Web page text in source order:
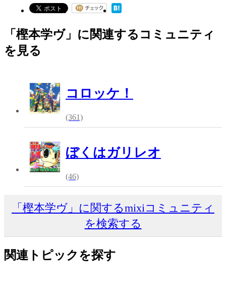
「樫本学ヴ」に関連するコミュニティ
を見る
コロッケ！
(361)
ぼくはガリレオ
(46)
「樫本学ヴ」に関するmixiコミュニティ
を検索する
関連トピックを探す